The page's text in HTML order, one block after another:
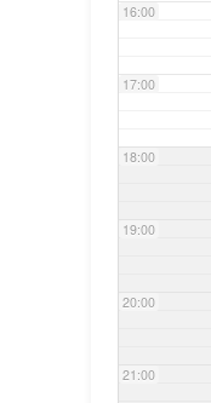
16:00
17:00
18:00
19:00
20:00
21:00